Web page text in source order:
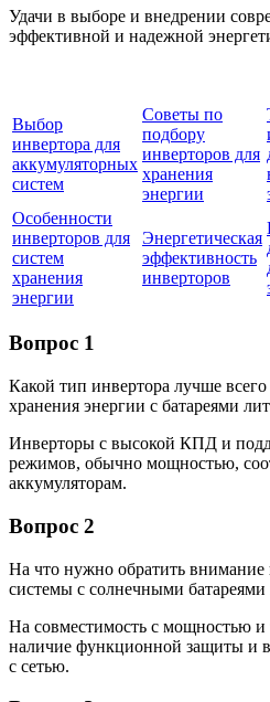
Удачи в выборе и внедрении
эффективной и надежной
Выбор
инвертора для
аккумуляторных
систем
Советы по
подбору
инверторов для
хранения
энергии
Особенности
инверторов для
систем
хранения
энергии
Энергетическая
эффективность
инверторов
Вопрос 1
Какой тип инвертора лучше
хранения энергии с батареями
Инверторы с высокой КПД и
режимов, обычно мощностью,
аккумуляторам.
Вопрос 2
На что нужно обратить внимание
системы с солнечными батареями
На совместимость с мощностью
наличие функционной защиты и
с сетью.